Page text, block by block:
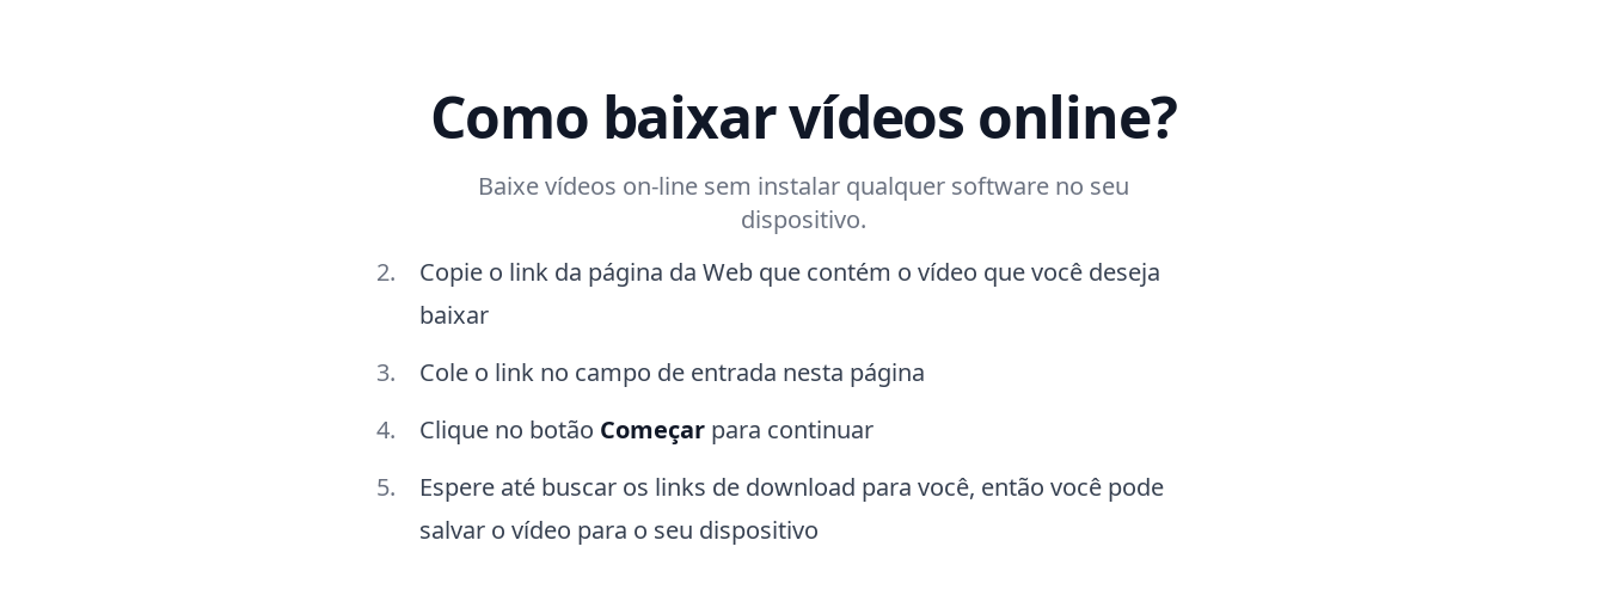
Como baixar vídeos online?
Baixe vídeos on-line sem instalar qualquer software no seu
dispositivo.
Copie o link da página da Web que contém o vídeo que você deseja
baixar
Cole o link no campo de entrada nesta página
Clique no botão Começarpara continuar
Espere até buscar os links de download para você, então você pode
salvar o vídeo para o seu dispositivo